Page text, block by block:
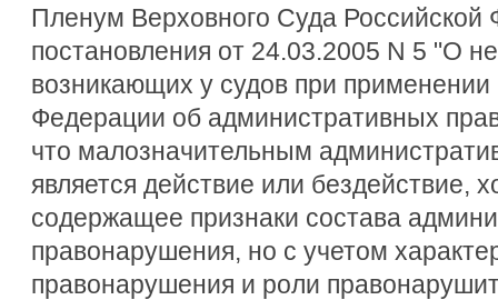
Пленум Верховного Суда Российской
постановления от 24.03.2005 N 5 "О
возникающих у судов при применении
Федерации об административных
что малозначительным
является действие или бездействие,
содержащее признаки состава
правонарушения, но с учетом
правонарушения и роли